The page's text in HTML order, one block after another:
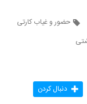
حضور و غیاب کارتی
دنبال کردن